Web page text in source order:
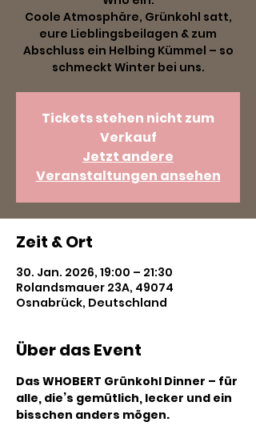
Coole Atmosphäre, Grünkohl satt,
eure Lieblingsbeilagen & zum
Abschluss ein Helbing Kümmel – so
schmeckt Winter bei uns.
Tickets stehen nicht zum
Verkauf
Jetzt andere
Veranstaltungen ansehen
Zeit & Ort
30. Jan. 2026, 19:00 – 21:30
Rolandsmauer 23A, 49074
Osnabrück, Deutschland
Über das Event
Das WHOBERT Grünkohl Dinner – für
alle, die’s gemütlich, lecker und ein
bisschen anders mögen.